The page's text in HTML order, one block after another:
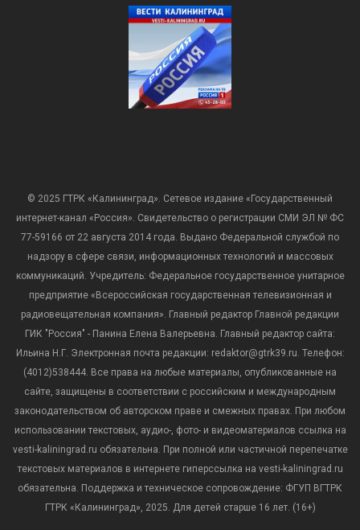
© 2025 ГТРК «Калининград». Сетевое издание «Государственный
интернет-канал «Россия». Свидетельство о регистрации СМИ ЭЛ № ФС
77-59166 от 22 августа 2014 года. Выдано Федеральной службой по
надзору в сфере связи, информационных технологий и массовых
коммуникаций. Учредитель: Федеральное государственное унитарное
предприятие «Всероссийская государственная телевизионная и
радиовещательная компания». Главный редактор Главной редакции
ГИК "Россия" - Панина Елена Валерьевна. Главный редактор сайта:
Ильина Н.Г. Электронная почта редакции: redaktor@gtrk39.ru. Телефон:
(4012)538444. Все права на любые материалы, опубликованные на
сайте, защищены в соответствии с российским и международным
законодательством об авторском праве и смежных правах. При любом
использовании текстовых, аудио-, фото- и видеоматериалов ссылка на
vesti-kaliningrad.ru обязательна. При полной или частичной перепечатке
текстовых материалов в интернете гиперссылка на vesti-kaliningrad.ru
обязательна. Поддержка и техническое сопровождение: ФГУП ВГТРК
ГТРК «Калининград», 2025. Для детей старше 16 лет. (16+)